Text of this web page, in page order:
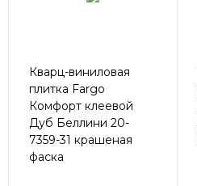
Кварц-виниловая
плитка Fargo
Комфорт клеевой
Дуб Беллини 20-
7359-31 крашеная
фаска